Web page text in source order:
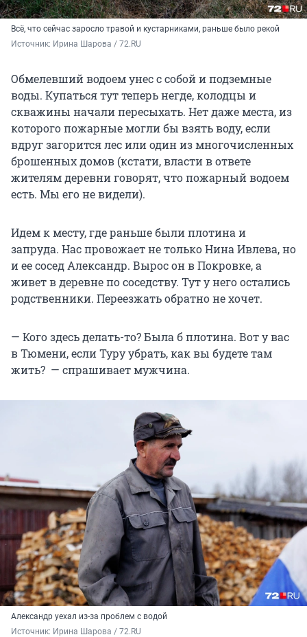
Всё, что сейчас заросло травой и кустарниками, раньше было рекой
Источник: Ирина Шарова / 72.RU
Обмелевший водоем унес с собой и подземные
воды. Купаться тут теперь негде, колодцы и
скважины начали пересыхать. Нет даже места, из
которого пожарные могли бы взять воду, если
вдруг загорится лес или один из многочисленных
брошенных домов (кстати, власти в ответе
жителям деревни говорят, что пожарный водоем
есть. Мы его не видели).
Идем к месту, где раньше были плотина и
запруда. Нас провожает не только Нина Ивлева, но
и ее сосед Александр. Вырос он в Покровке, а
живет в деревне по соседству. Тут у него остались
родственники. Переезжать обратно не хочет.
— Кого здесь делать-то? Была б плотина. Вот у вас
в Тюмени, если Туру убрать, как вы будете там
жить? — спрашивает мужчина.
Александр уехал из-за проблем с водой
Источник: Ирина Шарова / 72.RU